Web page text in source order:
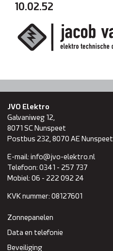
Verlichting
Brandmeldsystemen
Domotica
Zonnepanelen
Projecten
10.02.52
JVO Elektro
Galvaniweg 12,
8071 SCNunspeet
Postbus 232, 8070 AE Nunspeet
E-mail: info@jvo-elektro.nl
Telefoon: 0341 - 257 737
Mobiel: 06 - 222 092 24
KVK nummer: 08127601
Zonnepanelen
Data en telefonie
Beveiliging